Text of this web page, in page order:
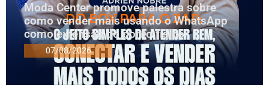
Moda Center promove palestra sobre
como vender mais usando o WhatsApp
como extensão do ponto físico
07/08/2026